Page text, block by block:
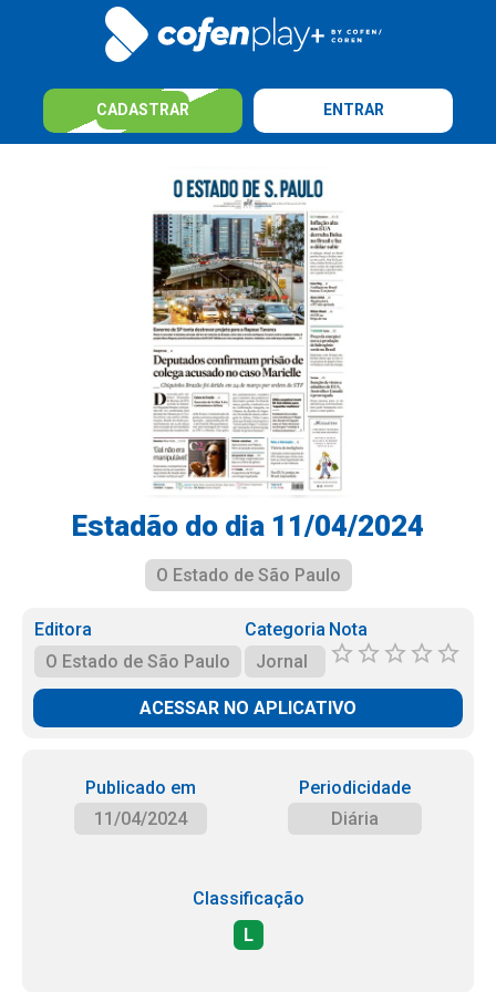
CADASTRAR ENTRAR
Estadão do dia 11/04/2024
O Estado de São Paulo
Editora
O Estado de São Paulo
Categoria
Jornal
Nota
ACESSAR NO APLICATIVO
Publicado em
11/04/2024
Periodicidade
Diária
Classificação
L